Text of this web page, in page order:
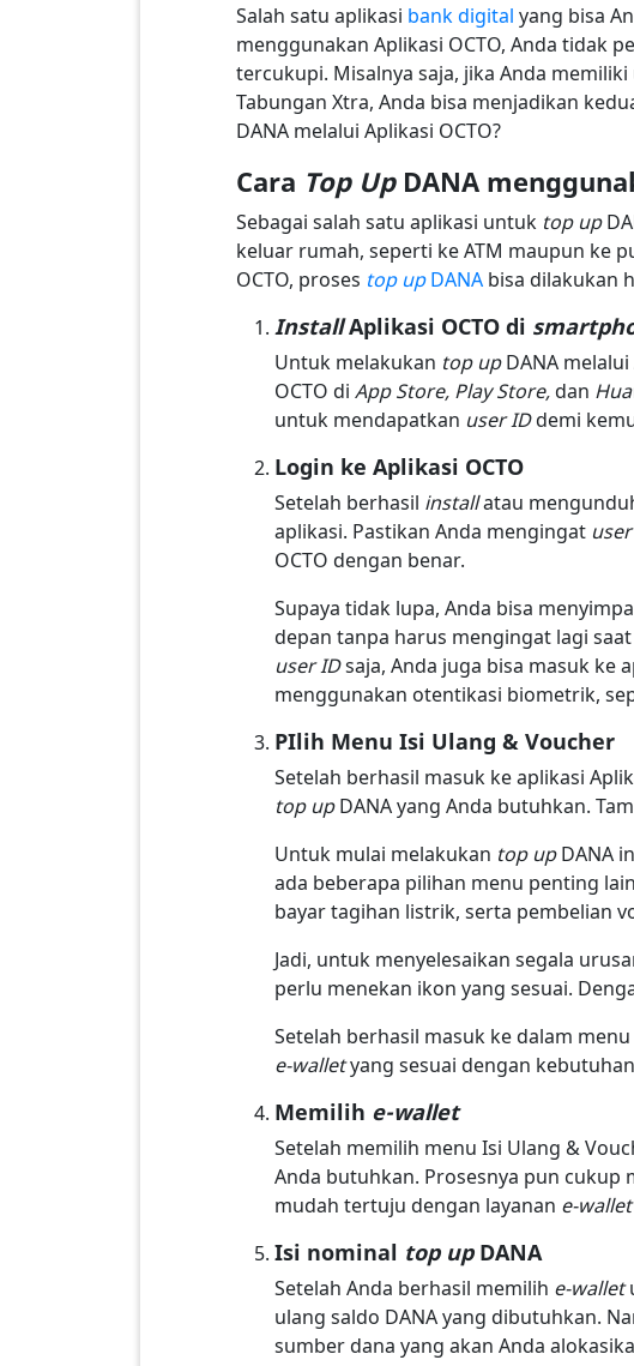
Salah satu aplikasi bank digital yang bisa
menggunakan Aplikasi OCTO, Anda tidak
tercukupi. Misalnya saja, jika Anda
Tabungan Xtra, Anda bisa menjadikan
DANA melalui Aplikasi OCTO?
Cara Top Up DANA
Sebagai salah satu aplikasi untuk top up
keluar rumah, seperti ke ATM maupun ke
OCTO, proses top upDANA bisa dilakukan
InstallAplikasi OCTO di
Untuk melakukan top upDANA
OCTO di App Store, Play Store,dan
untuk mendapatkan user IDdemi
Login ke Aplikasi OCTO
Setelah berhasil installatau
aplikasi. Pastikan Anda mengingat
OCTO dengan benar.
Supaya tidak lupa, Anda bisa
depan tanpa harus mengingat lagi
user IDsaja, Anda juga bisa masuk ke
menggunakan otentikasi biometrik,
PIlih Menu Isi Ulang & Voucher
Setelah berhasil masuk ke aplikasi
top upDANA yang Anda butuhkan.
Untuk mulai melakukan top upDANA
ada beberapa pilihan menu penting
bayar tagihan listrik, serta pembelian
Jadi, untuk menyelesaikan segala
perlu menekan ikon yang sesuai.
Setelah berhasil masuk ke dalam
e-walletyang sesuai dengan
Memilih e-wallet
Setelah memilih menu Isi Ulang &
Anda butuhkan. Prosesnya pun cukup
mudah tertuju dengan layanan e-wallet
Isi nominal top up DANA
Setelah Anda berhasil memilih e-wallet
ulang saldo DANA yang dibutuhkan.
sumber dana yang akan Anda